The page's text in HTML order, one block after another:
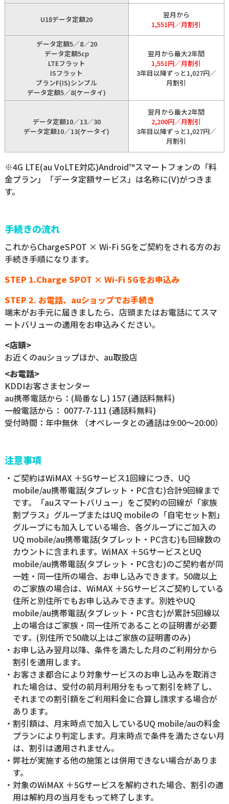
U18データ定額20
翌月から
1,551円／月割引
データ定額5／8／20
データ定額5cp
LTEフラット
ISフラット
プランF(IS)シンプル
データ定額5／8(ケータイ)
翌月から最大2年間
1,551円／月割引
3年目以降ずっと1,027円／
月割引
データ定額10／13／30
データ定額10／13(ケータイ)
翌月から最大2年間
2,200円／月割引
3年目以降ずっと1,027円／
月割引
※4G LTE(au VoLTE対応)Android™スマートフォンの「料
金プラン」「データ定額サービス」は名称に(V)がつきま
す。
手続きの流れ
これからChargeSPOT × Wi-Fi 5Gをご契約をされる方のお
手続き手順になります。
STEP 1.Charge SPOT × Wi-Fi 5Gをお申込み
STEP 2. お電話、auショップでお手続き
端末がお手元に届きましたら、店頭またはお電話にてスマ
ートバリューの適用をお申込みください。
<店頭>
お近くのauショップほか、au取扱店
<お電話>
KDDIお客さまセンター
au携帯電話から：(局番なし) 157 (通話料無料)
一般電話から： 0077-7-111 (通話料無料)
受付時間：年中無休 （オペレータとの通話は9:00～20:00）
注意事項
・ご契約はWiMAX ＋5Gサービス1回線につき、UQ
mobile/au携帯電話(タブレット・PC含む)合計9回線まで
です。「auスマートバリュー」をご契約の回線が「家族
割プラス」グループまたはUQ mobileの「自宅セット割」
グループにも加入している場合、各グループにご加入の
UQ mobile/au携帯電話(タブレット・PC含む)も回線数の
カウントに含まれます。WiMAX ＋5GサービスとUQ
mobile/au携帯電話(タブレット・PC含む)のご契約者が同
一姓・同一住所の場合、お申し込みできます。50歳以上
のご家族の場合は、WiMAX ＋5Gサービスご契約している
住所と別住所でもお申し込みできます。別姓やUQ
mobile/au携帯電話(タブレット・PC含む)が累計5回線以
上の場合はご家族・同一住所であることの証明書が必要
です。(別住所で50歳以上はご家族の証明書のみ)
・お申し込み翌月以降、条件を満たした月のご利用分から
割引を適用します。
・お客さま都合により対象サービスのお申し込みを取消さ
れた場合は、受付の前月利用分をもって割引を終了し、
それまでの割引額をご利用料金に合算し請求する場合が
あります。
・割引額は、月末時点で加入しているUQ mobile/auの料金
プランにより判定します。月末時点で条件を満たさない月
は、割引は適用されません。
・弊社が実施する他の施策とは併用できない場合がありま
す。
・対象のWiMAX ＋5Gサービスを解約された場合、割引の適
用は解約月の当月をもって終了します。